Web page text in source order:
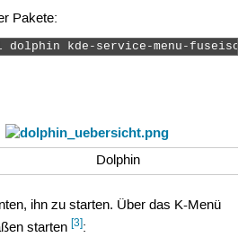
Pakete:
kde-service-menu-fuseiso
Dolphin
ihn zu starten. Über das K-Menü
starten [3]: